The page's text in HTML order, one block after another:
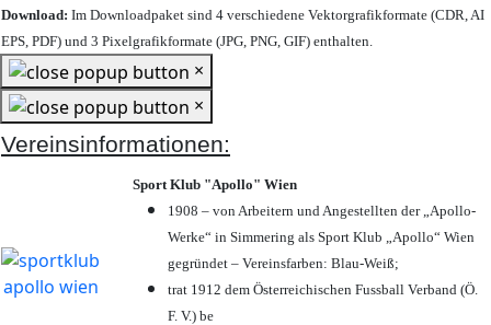
Download: Im Downloadpaket sind 4 verschiedene Vektorgrafikformate (CDR, AI
EPS, PDF) und 3 Pixelgrafikformate (JPG, PNG, GIF) enthalten.
×
×
Vereinsinformationen:
Sport Klub "Apollo" Wien
1908 – von Arbeitern und Angestellten der „Apollo-
Werke“ in Simmering als Sport Klub „Apollo“ Wien
gegründet – Vereinsfarben: Blau-Weiß;
trat 1912 dem Österreichischen Fussball Verband (Ö.
F. V.) be